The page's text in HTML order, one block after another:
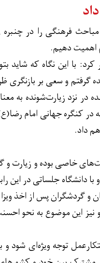
فرهنگی را در چنبره
اهمیت دهیم.
با این نگاه که شاید
گرفتم و سعی بر بازنگری
نزد زیارت‌شونده به
کنگره جهانی امام
داد.
خاصی بوده و زیارت
دانشگاه جلساتی در این
و گردشگران پس از اخذ
این موضوع به نحو
توجه ویژه‌ای شود و